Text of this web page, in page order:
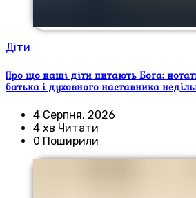
Діти
Про що наші діти питають Бога:
батька і духовного наставника
4 Серпня, 2026
4 хв Читати
0 Поширили